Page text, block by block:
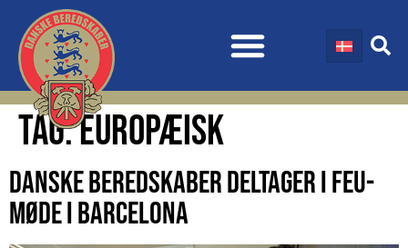
TAG:EUROPÆISK
DANSKE BEREDSKABER DELTAGER I FEU-
MØDE I BARCELONA